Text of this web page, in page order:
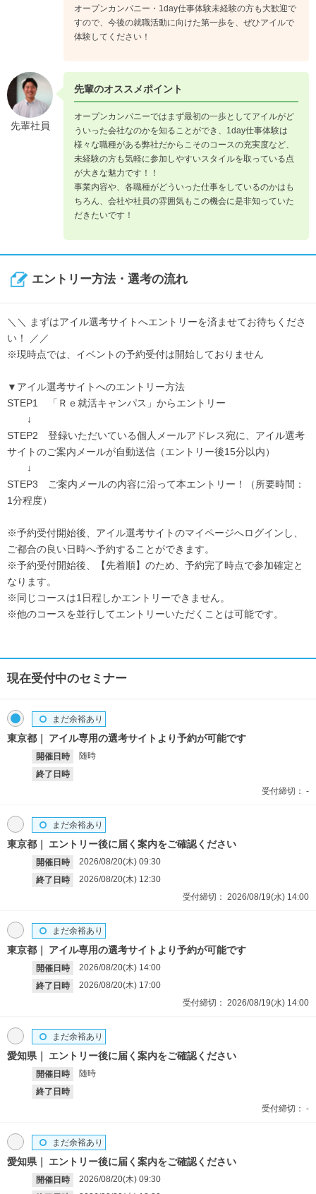
オープンカンパニー・1day仕事体験未経験の方も大歓迎で
すので、今後の就職活動に向けた第一歩を、ぜひアイルで
体験してください！
先輩社員
先輩のオススメポイント
オープンカンパニーではまず最初の一歩としてアイルがど
ういった会社なのかを知ることができ、1day仕事体験は
様々な職種がある弊社だからこそのコースの充実度など、
未経験の方も気軽に参加しやすいスタイルを取っている点
が大きな魅力です！！
事業内容や、各職種がどういった仕事をしているのかはも
ちろん、会社や社員の雰囲気もこの機会に是非知っていた
だきたいです！
エントリー方法・選考の流れ
＼＼ まずはアイル選考サイトへエントリーを済ませてお待ちくださ
い！ ／／
※現時点では、イベントの予約受付は開始しておりません
▼アイル選考サイトへのエントリー方法
STEP1 「Ｒｅ就活キャンパス」からエントリー
↓
STEP2 登録いただいている個人メールアドレス宛に、アイル選考
サイトのご案内メールが自動送信（エントリー後15分以内）
↓
STEP3 ご案内メールの内容に沿って本エントリー！（所要時間：
1分程度）
※予約受付開始後、アイル選考サイトのマイページへログインし、
ご都合の良い日時へ予約することができます。
※予約受付開始後、【先着順】のため、予約完了時点で参加確定と
なります。
※同じコースは1日程しかエントリーできません。
※他のコースを並行してエントリーいただくことは可能です。
現在受付中のセミナー
東京都 アイル専用の選考サイトより予約が可能です
開催日時
随時
終了日時
まだ余裕あり
受付締切： -
東京都 エントリー後に届く案内をご確認ください
開催日時 2026/08/20(木) 09:30
終了日時
2026/08/20(木) 12:30
まだ余裕あり
受付締切： 2026/08/19(水) 14:00
東京都 アイル専用の選考サイトより予約が可能です
開催日時 2026/08/20(木) 14:00
終了日時
2026/08/20(木) 17:00
まだ余裕あり
受付締切： 2026/08/19(水) 14:00
愛知県 エントリー後に届く案内をご確認ください
開催日時
随時
終了日時
まだ余裕あり
受付締切： -
愛知県 エントリー後に届く案内をご確認ください
開催日時 2026/08/20(木) 09:30
まだ余裕あり